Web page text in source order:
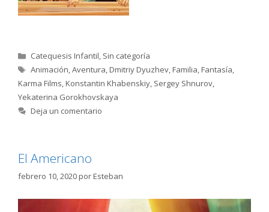
Categorías
Catequesis Infantil, Sin categoría
Etiquetas
Animación,Aventura,Dmitriy Dyuzhev,Familia,Fantasía,
Karma Films,Konstantin Khabenskiy, Sergey Shnurov,
Yekaterina Gorokhovskaya
Deja un comentario
El Americano
febrero 10, 2020porEsteban